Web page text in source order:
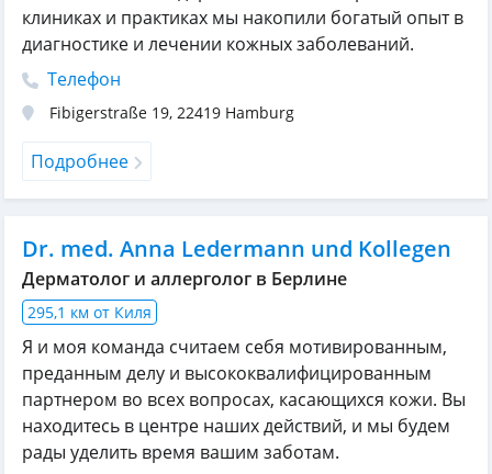
клиниках и практиках мы накопили богатый опыт в
диагностике и лечении кожных заболеваний.
Телефон
Fibigerstraße 19, 22419 Hamburg
Подробнее
Dr. med. Anna Ledermann und Kollegen
Дерматолог и аллерголог в Берлине
295,1 км от Киля
Я и моя команда считаем себя мотивированным,
преданным делу и высококвалифицированным
партнером во всех вопросах, касающихся кожи. Вы
находитесь в центре наших действий, и мы будем
рады уделить время вашим заботам.